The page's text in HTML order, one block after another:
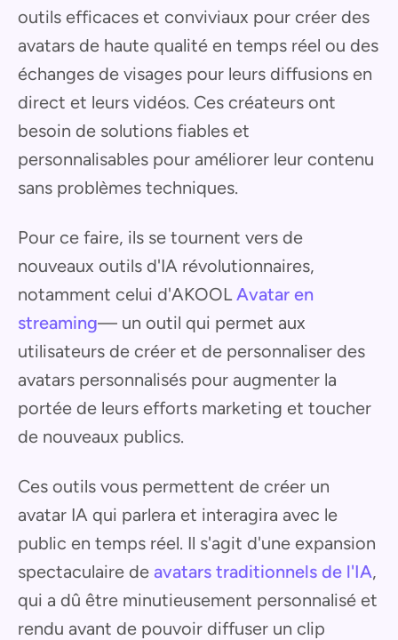
outils efficaces et conviviaux pour créer des
avatars de haute qualité en temps réel ou des
échanges de visages pour leurs diffusions en
direct et leurs vidéos. Ces créateurs ont
besoin de solutions fiables et
personnalisables pour améliorer leur contenu
sans problèmes techniques.
Pour ce faire, ils se tournent vers de
nouveaux outils d'IA révolutionnaires,
notamment celui d'AKOOLAvatar en
streaming— un outil qui permet aux
utilisateurs de créer et de personnaliser des
avatars personnalisés pour augmenter la
portée de leurs efforts marketing et toucher
de nouveaux publics.
Ces outils vous permettent de créer un
avatar IA qui parlera et interagira avec le
public en temps réel. Il s'agit d'une expansion
spectaculaire de avatars traditionnels de l'IA,
qui a dû être minutieusement personnalisé et
rendu avant de pouvoir diffuser un clip